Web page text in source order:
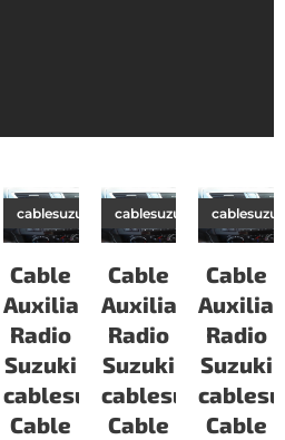
Cable
Auxiliar
Radio
Suzuki
cablesuzukiertiga
Cable
cablesuzukiertiga
Cable
Auxiliar
Radio
Suzuki
cablesuzukisx4
Cable
cablesuzukisx4
Cable
Auxiliar
Radio
Suzuki
Cable